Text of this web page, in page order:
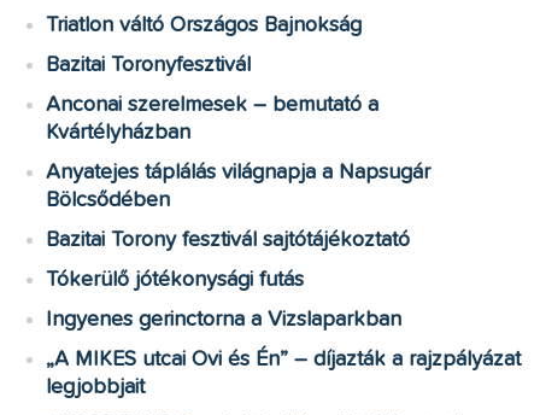
Triatlon váltó Országos Bajnokság
Bazitai Toronyfesztivál
Anconai szerelmesek – bemutató a
Kvártélyházban
Anyatejes táplálás világnapja a Napsugár
Bölcsődében
Bazitai Torony fesztivál sajtótájékoztató
Tókerülő jótékonysági futás
Ingyenes gerinctorna a Vizslaparkban
„A MIKES utcai Ovi és Én” – díjazták a rajzpályázat
legjobbjait